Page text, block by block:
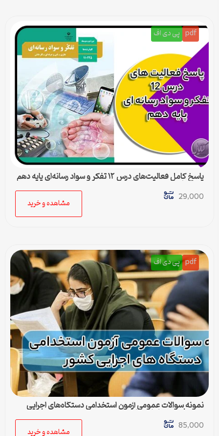
pdf پی دی اف
پاسخ کامل فعالیت‌های درس ۱۲ تفکر و سواد رسانه‌ای پایه دهم
متوسطه دوم
29,000
مشاهده و خرید
pdf پی دی اف
نمونه سوالات عمومی آزمون استخدامی دستگاه‌های اجرایی
کشور | بسته کامل + پاسخنامه
85,000
مشاهده و خرید